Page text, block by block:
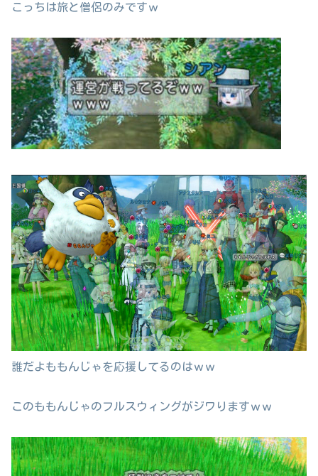
こっちは旅と僧侶のみですｗ
誰だよももんじゃを応援してるのはｗｗ
このももんじゃのフルスウィングがジワりますｗｗ